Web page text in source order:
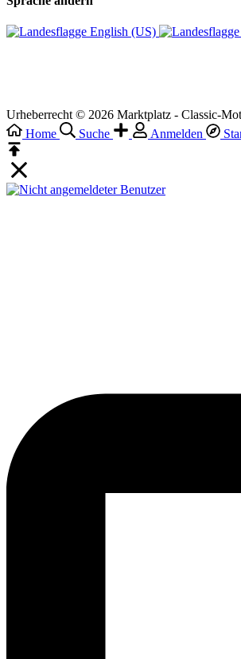
English (US)‎
Urheberrecht © 2026 Marktplatz - Classic-
Home
Suche Anmelden